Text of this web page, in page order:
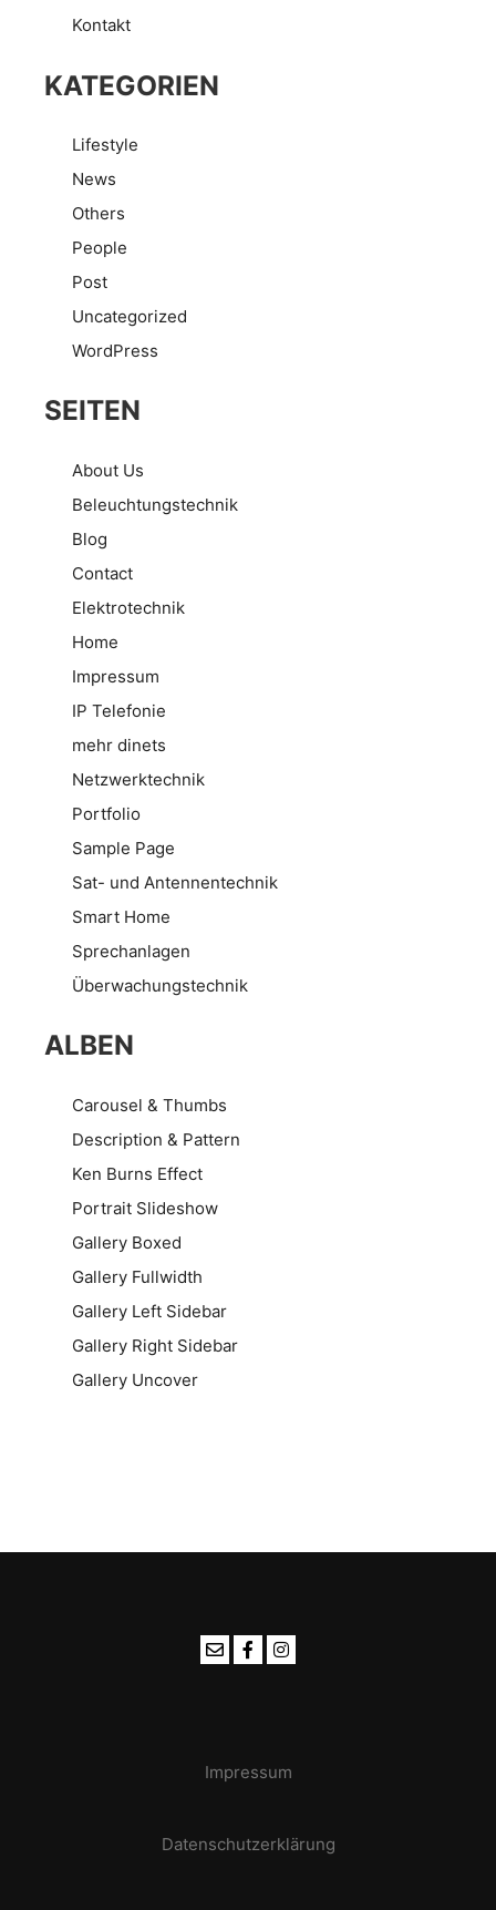
Kontakt
KATEGORIEN
Lifestyle
News
Others
People
Post
Uncategorized
WordPress
SEITEN
About Us
Beleuchtungstechnik
Blog
Contact
Elektrotechnik
Home
Impressum
IP Telefonie
mehr dinets
Netzwerktechnik
Portfolio
Sample Page
Sat- und Antennentechnik
Smart Home
Sprechanlagen
Überwachungstechnik
ALBEN
Carousel & Thumbs
Description & Pattern
Ken Burns Effect
Portrait Slideshow
Gallery Boxed
Gallery Fullwidth
Gallery Left Sidebar
Gallery Right Sidebar
Gallery Uncover
Impressum
Datenschutzerklärung